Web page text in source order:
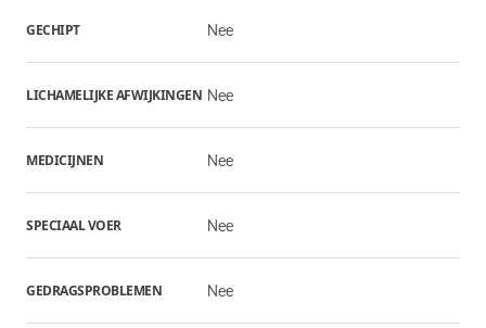
GECHIPT Nee
LICHAMELIJKE AFWIJKINGEN Nee
MEDICIJNEN Nee
SPECIAAL VOER Nee
GEDRAGSPROBLEMEN Nee